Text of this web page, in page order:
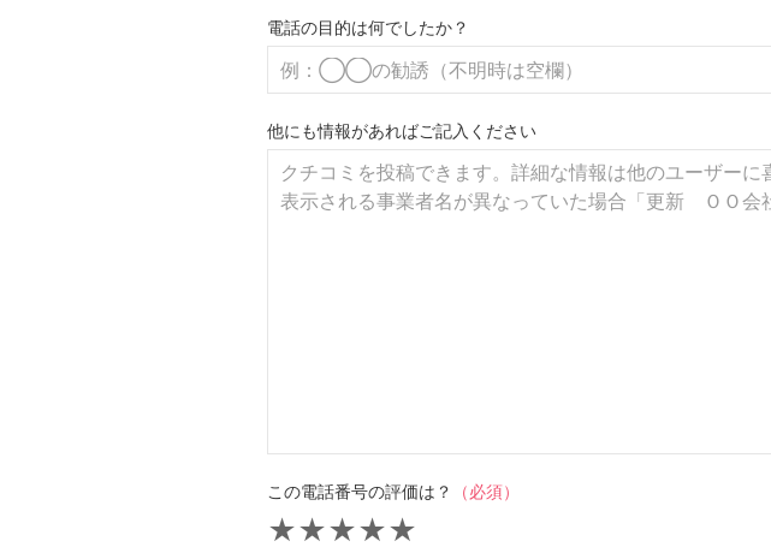
電話の目的は何でしたか？
他にも情報があればご記入ください
この電話番号の評価は？ （必須）
★
★
★
★
★